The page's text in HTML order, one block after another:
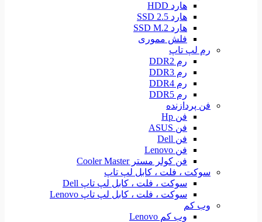
هارد HDD
هارد SSD 2.5
هارد SSD M.2
فلش مموری
رم لپ تاپ
رم DDR2
رم DDR3
رم DDR4
رم DDR5
فن پردازنده
فن Hp
فن ASUS
فن Dell
فن Lenovo
فن کولر مستر Cooler Master
سوکت ، فلت ، کابل لپ تاپ
سوکت ، فلت ، کابل لپ تاپ Dell
سوکت ، فلت ، کابل لپ تاپ Lenovo
وب کم
وب کم Lenovo